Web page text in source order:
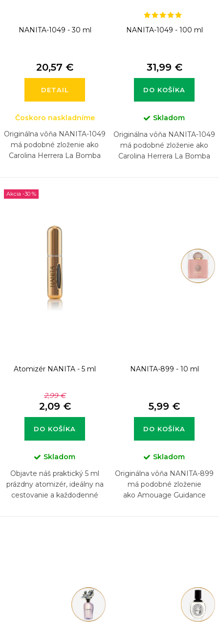
NANITA-1049 - 30 ml
20,57 €
DETAIL
Čoskoro naskladníme
Originálna vôňa NANITA-1049
má podobné zloženie ako
Carolina Herrera La Bomba
NANITA-1049 - 100 ml
31,99 €
DO KOŠÍKA
Skladom
Originálna vôňa NANITA-1049
má podobné zloženie ako
Carolina Herrera La Bomba
-30 %
Atomizér NANITA - 5 ml
2,99 €
2,09 €
DO KOŠÍKA
Skladom
Objavte náš praktický 5 ml
prázdny atomizér, ideálny na
cestovanie a každodenné
NANITA-899 - 10 ml
5,99 €
DO KOŠÍKA
Skladom
Originálna vôňa NANITA-899
má podobné zloženie
ako Amouage Guidance